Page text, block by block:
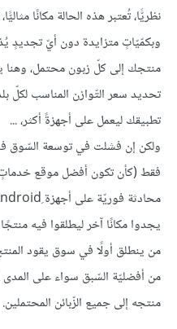
نظريًّا، تُعتبر هذه الحالة مكانًا
وبكمّيّاتٍ متزايدة دون أيّ تجديدٍ
منتجك إلى كلّ زبون محتمل،
تحديد سعر التّوازن المناسب لكلّ
تطبيقك ليعمل على أجهزةً أكثر، ...
ولكن إن فشلت في توسعة السّوق
فقط (كأن تكون أفضل موقع
يجدوا مكانًا آخر ليطلقوا فيه
من ينطلق أولًا في سوق يقود
من أفضليّة السّبق سواء على
منتجه إلى جميع الزّبائن المحتملين.